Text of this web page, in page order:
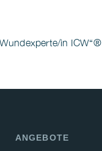
in ICW“®
ANGEBOTE